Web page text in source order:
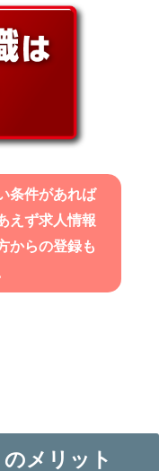
条件があれば
えず求人情報
からの登録も
メリット